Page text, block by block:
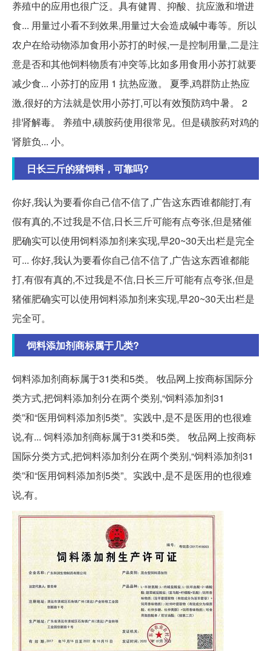
养殖中的应用也很广泛。具有健胃、抑酸、抗应激和增进
食... 用量过小看不到效果,用量过大会造成碱中毒等。所以
农户在给动物添加食用小苏打的时候,一是控制用量,二是注
意是否和其他饲料物质有冲突等,比如多用食用小苏打就要
减少食... 小苏打的应用 1 抗热应激。 夏季,鸡群防止热应
激,很好的方法就是饮用小苏打,可以有效预防鸡中暑。 2
排肾解毒。 养殖中,磺胺药使用很常见。但是磺胺药对鸡的
肾脏负... 小。
日长三斤的猪饲料，可靠吗?
你好,我认为要看你自己信不信了,广告这东西谁都能打,有
假有真的,不过我是不信,日长三斤可能有点夸张,但是猪催
肥确实可以使用饲料添加剂来实现,早20~30天出栏是完全
可... 你好,我认为要看你自己信不信了,广告这东西谁都能
打,有假有真的,不过我是不信,日长三斤可能有点夸张,但是
猪催肥确实可以使用饲料添加剂来实现,早20~30天出栏是
完全可。
饲料添加剂商标属于几类?
饲料添加剂商标属于31类和5类。 牧品网上按商标国际分
类方式,把饲料添加剂分在两个类别,“饲料添加剂31
类”和“医用饲料添加剂5类”。实践中,是不是医用的也很难
说,有... 饲料添加剂商标属于31类和5类。 牧品网上按商标
国际分类方式,把饲料添加剂分在两个类别,“饲料添加剂31
类”和“医用饲料添加剂5类”。实践中,是不是医用的也很难
说,有。